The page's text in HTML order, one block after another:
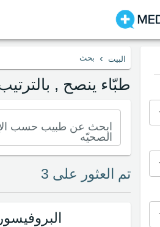
البيت › بحث
طبّاء ينصح ,
ابحث عن طبيب حسب
الصحيّه
تم العثور على 3